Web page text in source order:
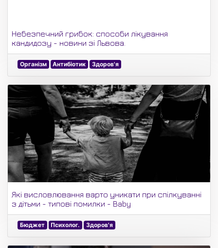
Небезпечний грибок: способи лікування
кандидозу - новини зі Львова.
Організм Антибіотик Здоров'я
Які висловлювання варто уникати при спілкуванні
з дітьми - типові помилки - Baby
Бюджет Психолог. Здоров'я